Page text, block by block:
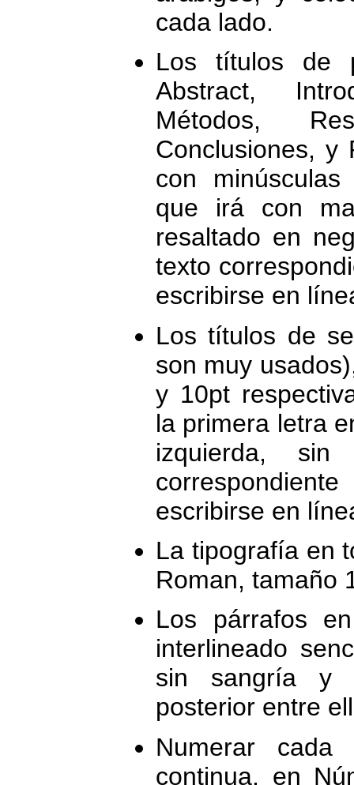
cada lado.
Los títulos de
Abstract,
Métodos,
Conclusiones, y
con
que irá con
resaltado en
texto
escribirse en
Los títulos de
son muy
y 10pt
la primera letra
izquierda,
escribirse en
La tipografía en
Roman, tamaño
Los párrafos
interlineado
sin sangría y
posterior entre
Numerar
continua, en